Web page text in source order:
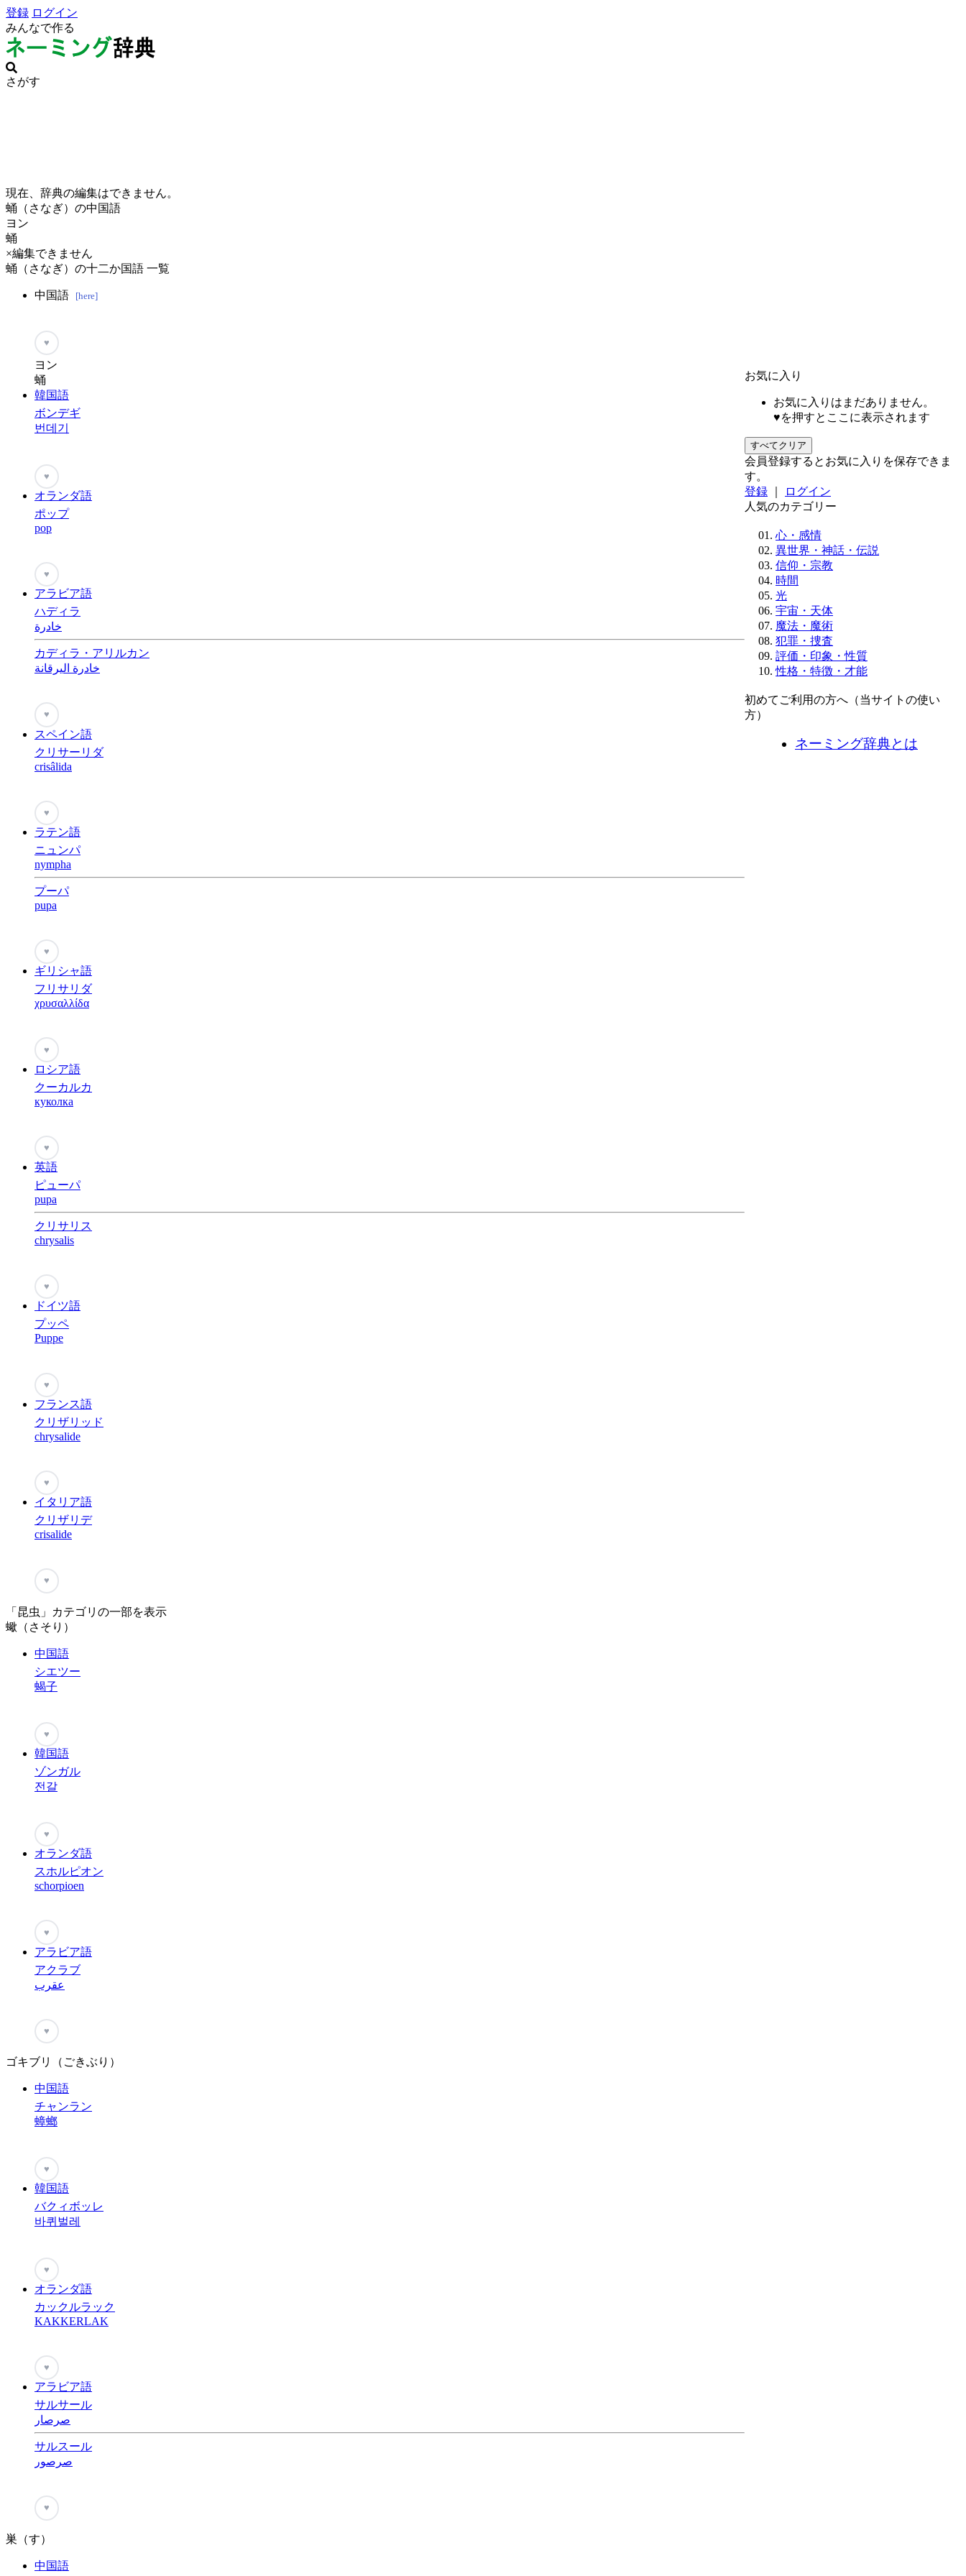
登録 ログイン
みんなで作る
さがす
現在、辞典の編集はできません。
蛹（さなぎ）の中国語
ヨン
蛹
×編集できません
蛹（さなぎ）の十二か国語 一覧
中国語 [here]
♥
ヨン
蛹
韓国語
ボンデギ
번데기
♥
オランダ語
ポップ
pop
♥
アラビア語
ハディラ
خادرة
カディラ・アリルカン
خادرة اليرقانة
♥
スペイン語
クリサーリダ
crisâlida
♥
ラテン語
ニュンパ
nympha
プーパ
pupa
♥
ギリシャ語
フリサリダ
χρυσαλλίδα
♥
ロシア語
クーカルカ
куколка
♥
英語
ピューパ
pupa
クリサリス
chrysalis
♥
ドイツ語
プッペ
Puppe
♥
フランス語
クリザリッド
chrysalide
♥
イタリア語
クリザリデ
crisalide
♥
「昆虫」カテゴリの一部を表示
蠍（さそり）
中国語
シエツー
蝎子
♥
韓国語
ゾンガル
전갈
♥
オランダ語
スホルピオン
schorpioen
♥
アラビア語
アクラブ
عقرب
♥
ゴキブリ（ごきぶり）
中国語
チャンラン
蟑螂
♥
韓国語
バクィボッレ
바퀴벌레
♥
オランダ語
カックルラック
KAKKERLAK
♥
アラビア語
サルサール
صرصار
サルスール
صرصور
♥
巣（す）
中国語
お気に入り
お気に入りはまだありません。
♥を押すとここに表示されます
すべてクリア
会員登録するとお気に入りを保存できま
す。
登録
ログイン
人気のカテゴリー
心・感情
異世界・神話・伝説
信仰・宗教
時間
光
宇宙・天体
魔法・魔術
犯罪・捜査
評価・印象・性質
性格・特徴・才能
初めてご利用の方へ（当サイトの使い
方）
ネーミング辞典とは